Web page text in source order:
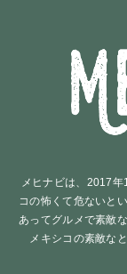
メヒナビは、2017
コの怖くて危ないと
あってグルメで素敵
メキシコの素敵な